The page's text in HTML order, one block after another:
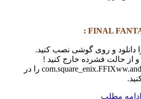
3 - پوشه com.square_enix.FFIXww.android_googleplay را در
ادامه مطلب